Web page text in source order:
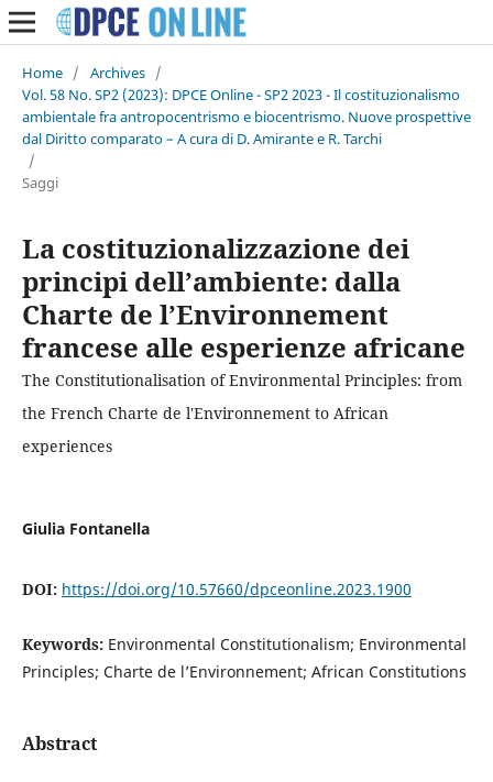
Home / Archives /
Vol. 58 No. SP2 (2023): DPCE Online - SP2 2023 - Il costituzionalismo
ambientale fra antropocentrismo e biocentrismo. Nuove prospettive
dal Diritto comparato – A cura di D. Amirante e R. Tarchi
/
Saggi
La costituzionalizzazione dei
principi dell’ambiente: dalla
Charte de l’Environnement
francese alle esperienze africane
The Constitutionalisation of Environmental Principles: from
the French Charte de l'Environnement to African
experiences
Giulia Fontanella
DOI: https://doi.org/10.57660/dpceonline.2023.1900
Keywords: Environmental Constitutionalism; Environmental
Principles; Charte de l’Environnement; African Constitutions
Abstract